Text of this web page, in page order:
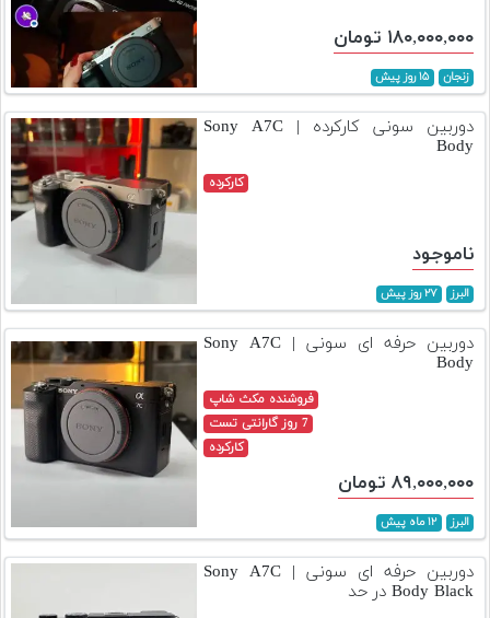
۱۸۰,۰۰۰,۰۰۰ تومان
زنجان ۱۵ روز پیش
دوربین سونی کارکرده | Sony A7C
Body
کارکرده
ناموجود
البرز ۲۷ روز پیش
دوربین حرفه ای سونی | Sony A7C
Body
فروشنده مکث شاپ
7 روز گارانتی تست
کارکرده
۸۹,۰۰۰,۰۰۰ تومان
البرز ۱۲ ماه پیش
دوربین حرفه ای سونی | Sony A7C
Body Black در حد